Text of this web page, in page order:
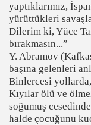
yaptıklarımız,
yürüttükleri
Dilerim ki, Yüce
bırakmasın...”
Y. Abramov
başına gelenleri
Binlercesi
Kıyılar ölü ve
soğumuş
halde çocuğunu